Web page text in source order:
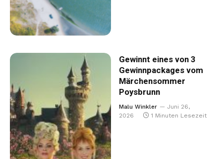
Gewinnt eines von 3
Gewinnpackages vom
Märchensommer
Poysbrunn
Malu Winkler
Juni 26,
2026
1 Minuten Lesezeit